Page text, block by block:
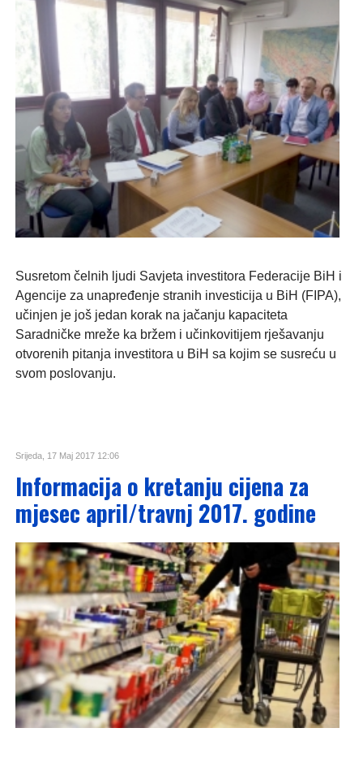
Susretom čelnih ljudi Savjeta investitora Federacije BiH i
Agencije za unapređenje stranih investicija u BiH (FIPA),
učinjen je još jedan korak na jačanju kapaciteta
Saradničke mreže ka bržem i učinkovitijem rješavanju
otvorenih pitanja investitora u BiH sa kojim se susreću u
svom poslovanju.
Srijeda, 17 Maj 2017 12:06
Informacija o kretanju cijena za
mjesec april/travnj 2017. godine